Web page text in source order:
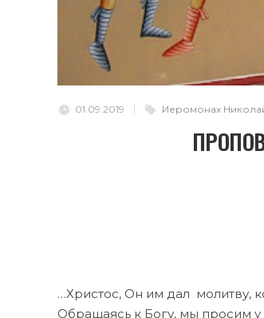
01.09.2019 Иеромонах
…Христос, Он им дал молитву,
Обращаясь к Богу, мы просим у